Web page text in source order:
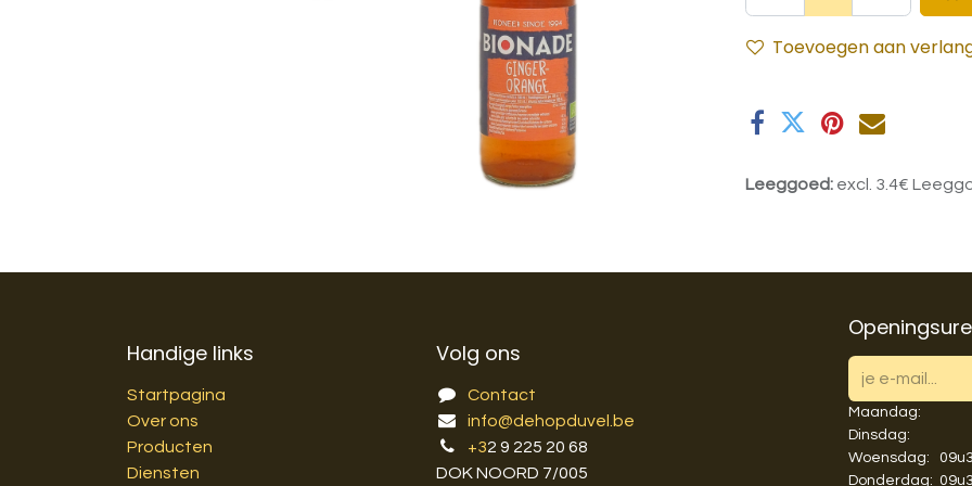
Toevoegen aan
Leeggoed: excl. 3.4€
Handige links
Startpagina
Over ons
Producten
Diensten
Volg ons
Contact
info@dehopduvel.be
+32 9 225 20 68
DOK NOORD 7/005
Maandag:
Dinsdag:
Woensdag:
Donderdag: